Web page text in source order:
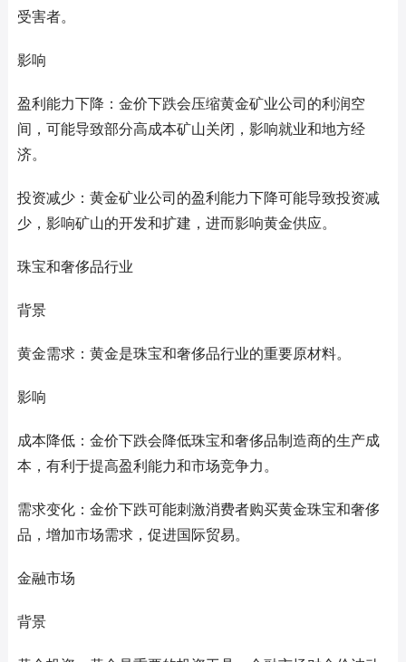
受害者。
影响
盈利能力下降：金价下跌会压缩黄金矿业公司的利润空
间，可能导致部分高成本矿山关闭，影响就业和地方经
济。
投资减少：黄金矿业公司的盈利能力下降可能导致投资减
少，影响矿山的开发和扩建，进而影响黄金供应。
珠宝和奢侈品行业
背景
黄金需求：黄金是珠宝和奢侈品行业的重要原材料。
影响
成本降低：金价下跌会降低珠宝和奢侈品制造商的生产成
本，有利于提高盈利能力和市场竞争力。
需求变化：金价下跌可能刺激消费者购买黄金珠宝和奢侈
品，增加市场需求，促进国际贸易。
金融市场
背景